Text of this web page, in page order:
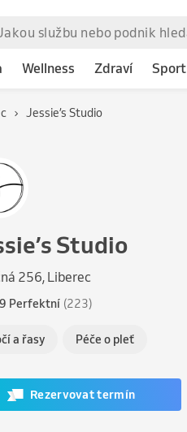
Wellness Zdraví Sport
Jessie’s Studio
Studio
256, Liberec
Perfektní (223)
a řasy Péče o pleť
Rezervovat termín